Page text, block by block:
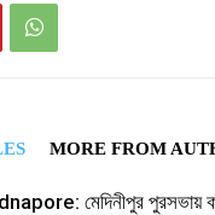
MORE FROM
মেদিনীপুর পুরসভায়